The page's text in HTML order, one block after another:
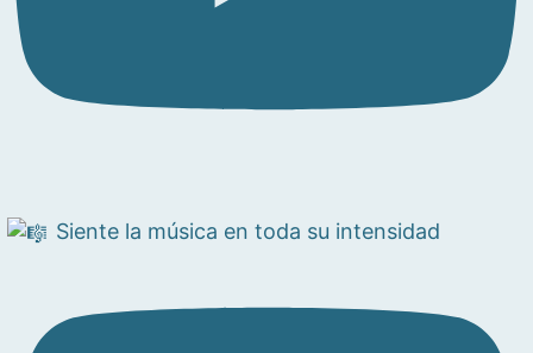
Siente la música en toda su intensidad